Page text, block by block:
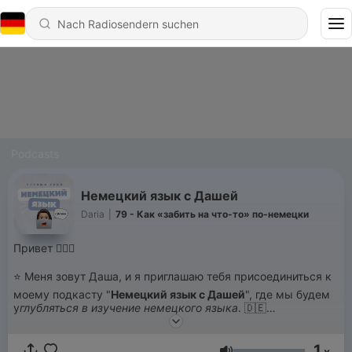
Немецкий язык с Дашей
Daria 79 - Как «забить на что-то» по-немецки
Привет 🙋🏽‍♀️
⭐️ Меня зовут Даша, и я приглашаю тебя присоединиться к
моему подкасту "Немецкий язык с Дашей", где мы будем
углубляться в изучение немецкого языка. 🇩🇪